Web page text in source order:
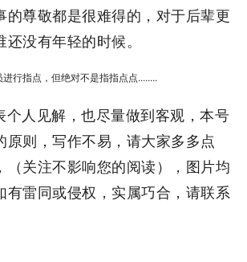
的尊敬都是很难得的，对于后辈更
没有年轻的时候。
个人见解，也尽量做到客观，本号
原则，写作不易，请大家多多点
（关注不影响您的阅读），图片均
有雷同或侵权，实属巧合，请联系